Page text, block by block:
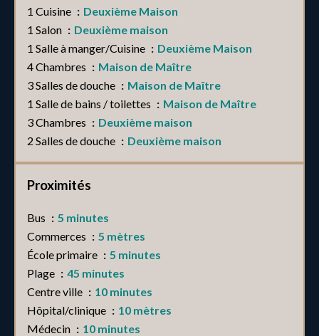
1 Cuisine
Deuxième Maison
1 Salon
Deuxième maison
1 Salle à manger/Cuisine
Deuxième Maison
4 Chambres
Maison de Maître
3 Salles de douche
Maison de Maître
1 Salle de bains / toilettes
Maison de Maître
3 Chambres
Deuxième maison
2 Salles de douche
Deuxième maison
Proximités
Bus
5 minutes
Commerces
5 mètres
École primaire
5 minutes
Plage
45 minutes
Centre ville
10 minutes
Hôpital/clinique
10 mètres
Médecin
10 minutes